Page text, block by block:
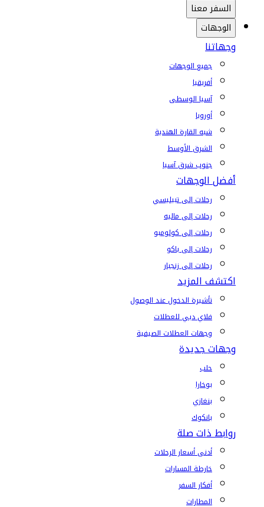
السفر معنا
الوجهات
وجهاتنا
جميع الوجهات
أفريقيا
آسيا الوسطى
أوروبا
شبه القارة الهندية
الشرق الأوسط
جنوب شرق آسيا
أفضل الوجهات
رحلات إلى تبيليسي
رحلات إلى ماليه
رحلات إلى كولومبو
رحلات إلى باكو
رحلات إلى زنجبار
اكتشف المزيد
تأشيرة الدخول عند الوصول
فلاي دبي للعطلات
وجهات العطلات الصيفية
وجهات جديدة
حلب
بوخارا
بنغازي
بانكوك
روابط ذات صلة
أدنى أسعار الرحلات
خارطة المسارات
أفكار السفر
المطارات